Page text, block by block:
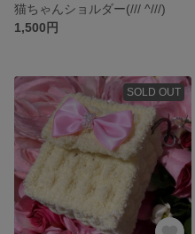
猫ちゃんショルダー(/// ^///)
1,500円
SOLD OUT